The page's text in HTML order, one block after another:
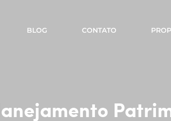
BLOG CONTATO